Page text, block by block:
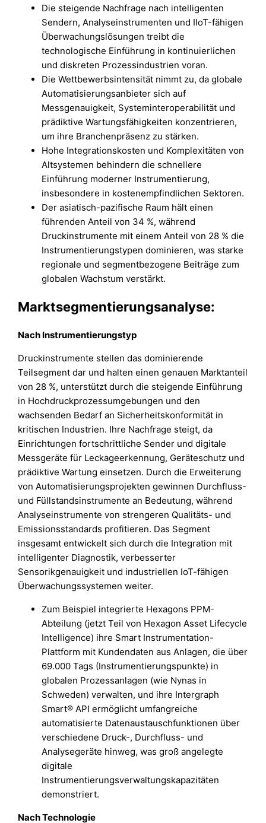
Die steigende Nachfrage nach intelligenten
Sendern, Analyseinstrumenten und IIoT-fähigen
Überwachungslösungen treibt die
technologische Einführung in kontinuierlichen
und diskreten Prozessindustrien voran.
Die Wettbewerbsintensität nimmt zu, da globale
Automatisierungsanbieter sich auf
Messgenauigkeit, Systeminteroperabilität und
prädiktive Wartungsfähigkeiten konzentrieren,
um ihre Branchenpräsenz zu stärken.
Hohe Integrationskosten und Komplexitäten von
Altsystemen behindern die schnellere
Einführung moderner Instrumentierung,
insbesondere in kostenempfindlichen Sektoren.
Der asiatisch-pazifische Raum hält einen
führenden Anteil von 34 %, während
Druckinstrumente mit einem Anteil von 28 % die
Instrumentierungstypen dominieren, was starke
regionale und segmentbezogene Beiträge zum
globalen Wachstum verstärkt.
Marktsegmentierungsanalyse:
Nach Instrumentierungstyp
Druckinstrumente stellen das dominierende
Teilsegment dar und halten einen genauen Marktanteil
von 28 %, unterstützt durch die steigende Einführung
in Hochdruckprozessumgebungen und den
wachsenden Bedarf an Sicherheitskonformität in
kritischen Industrien. Ihre Nachfrage steigt, da
Einrichtungen fortschrittliche Sender und digitale
Messgeräte für Leckageerkennung, Geräteschutz und
prädiktive Wartung einsetzen. Durch die Erweiterung
von Automatisierungsprojekten gewinnen Durchfluss-
und Füllstandsinstrumente an Bedeutung, während
Analyseinstrumente von strengeren Qualitäts- und
Emissionsstandards profitieren. Das Segment
insgesamt entwickelt sich durch die Integration mit
intelligenter Diagnostik, verbesserter
Sensorikgenauigkeit und industriellen IoT-fähigen
Überwachungssystemen weiter.
Zum Beispiel integrierte Hexagons PPM-
Abteilung (jetzt Teil von Hexagon Asset Lifecycle
Intelligence) ihre Smart Instrumentation-
Plattform mit Kundendaten aus Anlagen, die über
69.000 Tags (Instrumentierungspunkte) in
globalen Prozessanlagen (wie Nynas in
Schweden) verwalten, und ihre Intergraph
Smart® API ermöglicht umfangreiche
automatisierte Datenaustauschfunktionen über
verschiedene Druck-, Durchfluss- und
Analysegeräte hinweg, was groß angelegte
digitale
Instrumentierungsverwaltungskapazitäten
demonstriert.
Nach Technologie